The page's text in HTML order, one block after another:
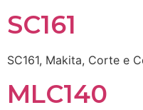
SC161
SC161, Makita, Corte e
MLC140